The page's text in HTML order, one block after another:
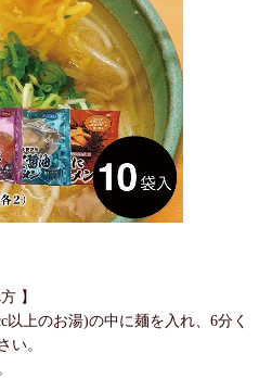
】
上のお湯)の中に麺を入れ、6分く
い。